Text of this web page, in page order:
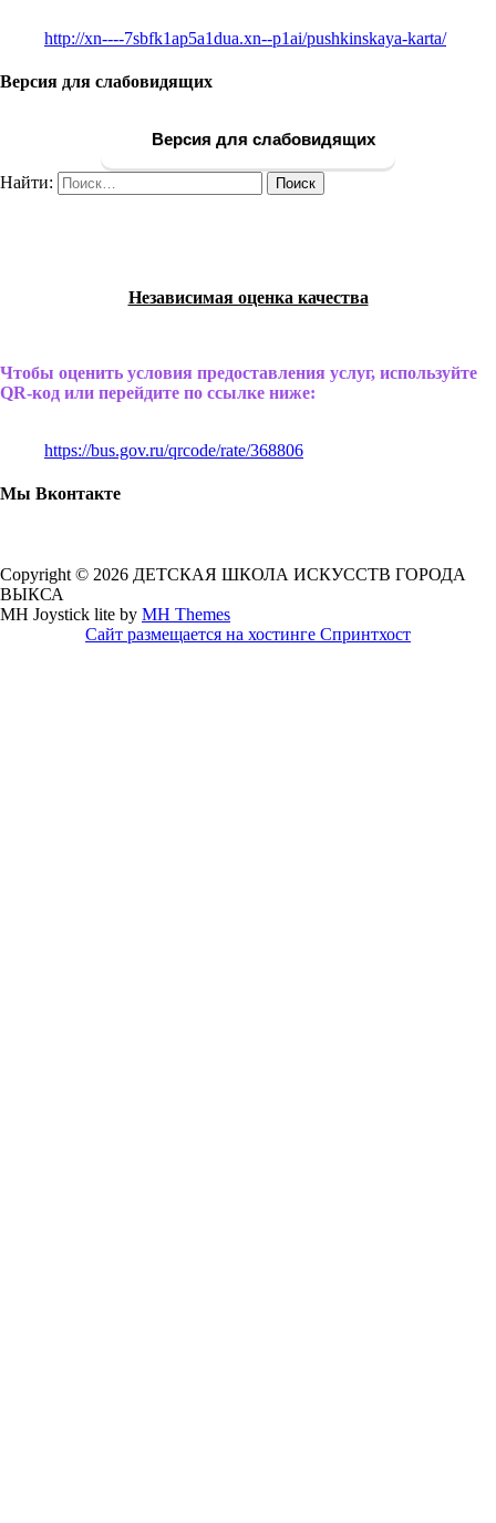
http://xn----7sbfk1ap5a1dua.xn--p1ai/pushkinskaya-karta/
Версия для слабовидящих
Версия для слабовидящих
Найти:
Независимая оценка качества
Чтобы оценить условия предоставления услуг, используйте
QR-код или перейдите по ссылке ниже:
https://bus.gov.ru/qrcode/rate/368806
Мы Вконтакте
Copyright © 2026 ДЕТСКАЯ ШКОЛА ИСКУССТВ ГОРОДА
ВЫКСА
MH Joystick lite by MH Themes
Сайт размещается на хостинге Спринтхост